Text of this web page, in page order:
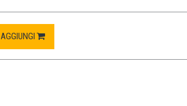
AGGIUNGI